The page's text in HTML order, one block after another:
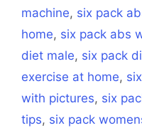
machine, six pack
home, six pack abs
diet male, six pack
exercise at home,
with pictures, six
tips, six pack